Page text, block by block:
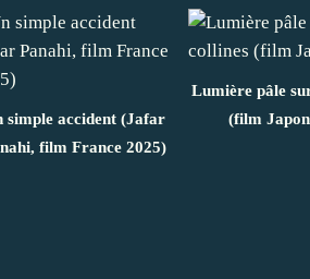
simple accident (Jafar
film France 2025)
Lumière pâle
(film